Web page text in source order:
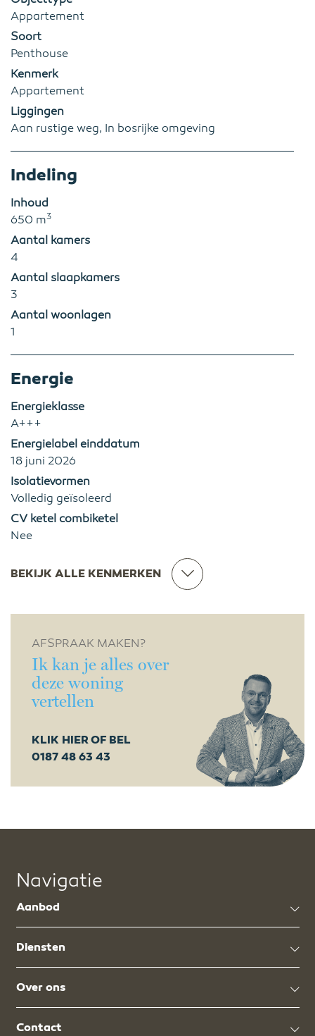
Appartement
Soort
Penthouse
Kenmerk
Appartement
Liggingen
Aan rustige weg, In bosrijke omgeving
Indeling
Inhoud
650 m3
Aantal kamers
4
Aantal slaapkamers
3
Aantal woonlagen
1
Energie
Energieklasse
A+++
Energielabel einddatum
18 juni 2026
Isolatievormen
Volledig geïsoleerd
CV ketel combiketel
Nee
BEKIJK ALLE KENMERKEN
AFSPRAAK MAKEN?
Ik kan je alles over
deze woning
vertellen
KLIK HIER OF BEL
0187 48 63 43
Navigatie
Aanbod
Diensten
Over ons
Contact